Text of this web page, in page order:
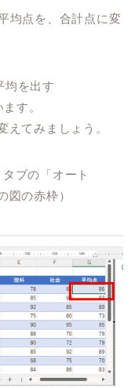
均点を、合計点に変
均を出す
す。
えてみましょう。
ブの「オート
図の赤枠）